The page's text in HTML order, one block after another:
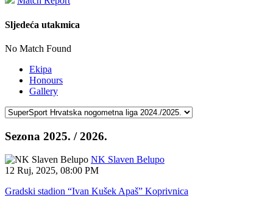
Sljedeća utakmica
No Match Found
Ekipa
Honours
Gallery
Sezona 2025. / 2026.
NK Slaven Belupo
12 Ruj, 2025, 08:00 PM
Gradski stadion “Ivan Kušek Apaš” Koprivnica